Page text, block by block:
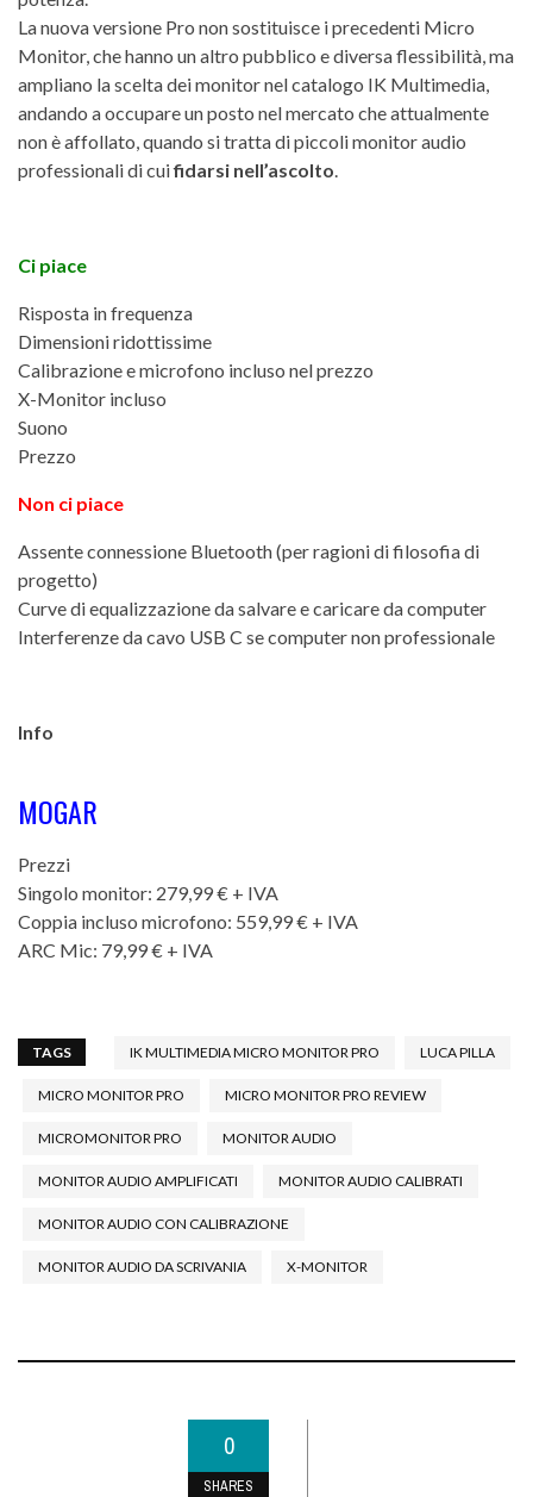
La nuova versione Pro non sostituisce i precedenti Micro
Monitor, che hanno un altro pubblico e diversa flessibilità, ma
ampliano la scelta dei monitor nel catalogo IK Multimedia,
andando a occupare un posto nel mercato che attualmente
non è affollato, quando si tratta di piccoli monitor audio
professionali di cuifidarsi nell’ascolto
Ci piace
Risposta in frequenza
Dimensioni ridottissime
Calibrazione e microfono incluso nel prezzo
X-Monitor incluso
Suono
Prezzo
Non ci piace
Assente connessione Bluetooth (per ragioni di filosofia di
progetto)
Curve di equalizzazione da salvare e caricare da computer
Interferenze da cavo USB C se computer non professionale
Info
MOGAR
Prezzi
Singolo monitor: 279,99 € + IVA
Coppia incluso microfono: 559,99 € + IVA
ARC Mic: 79,99 € + IVA
TAGS IK MULTIMEDIA MICRO MONITOR PRO LUCA PILLA
MICRO MONITOR PRO MICRO MONITOR PRO REVIEW
MICROMONITOR PRO MONITOR AUDIO
MONITOR AUDIO AMPLIFICATI MONITOR AUDIO CALIBRATI
MONITOR AUDIO CON CALIBRAZIONE
MONITOR AUDIO DA SCRIVANIA X-MONITOR
0
SHARES